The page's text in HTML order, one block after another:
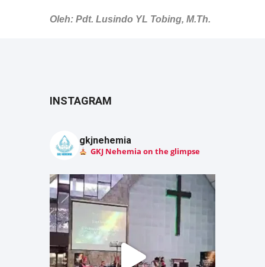
Oleh: Pdt. Lusindo YL Tobing, M.Th.
INSTAGRAM
gkjnehemia
GKJ Nehemia on the glimpse